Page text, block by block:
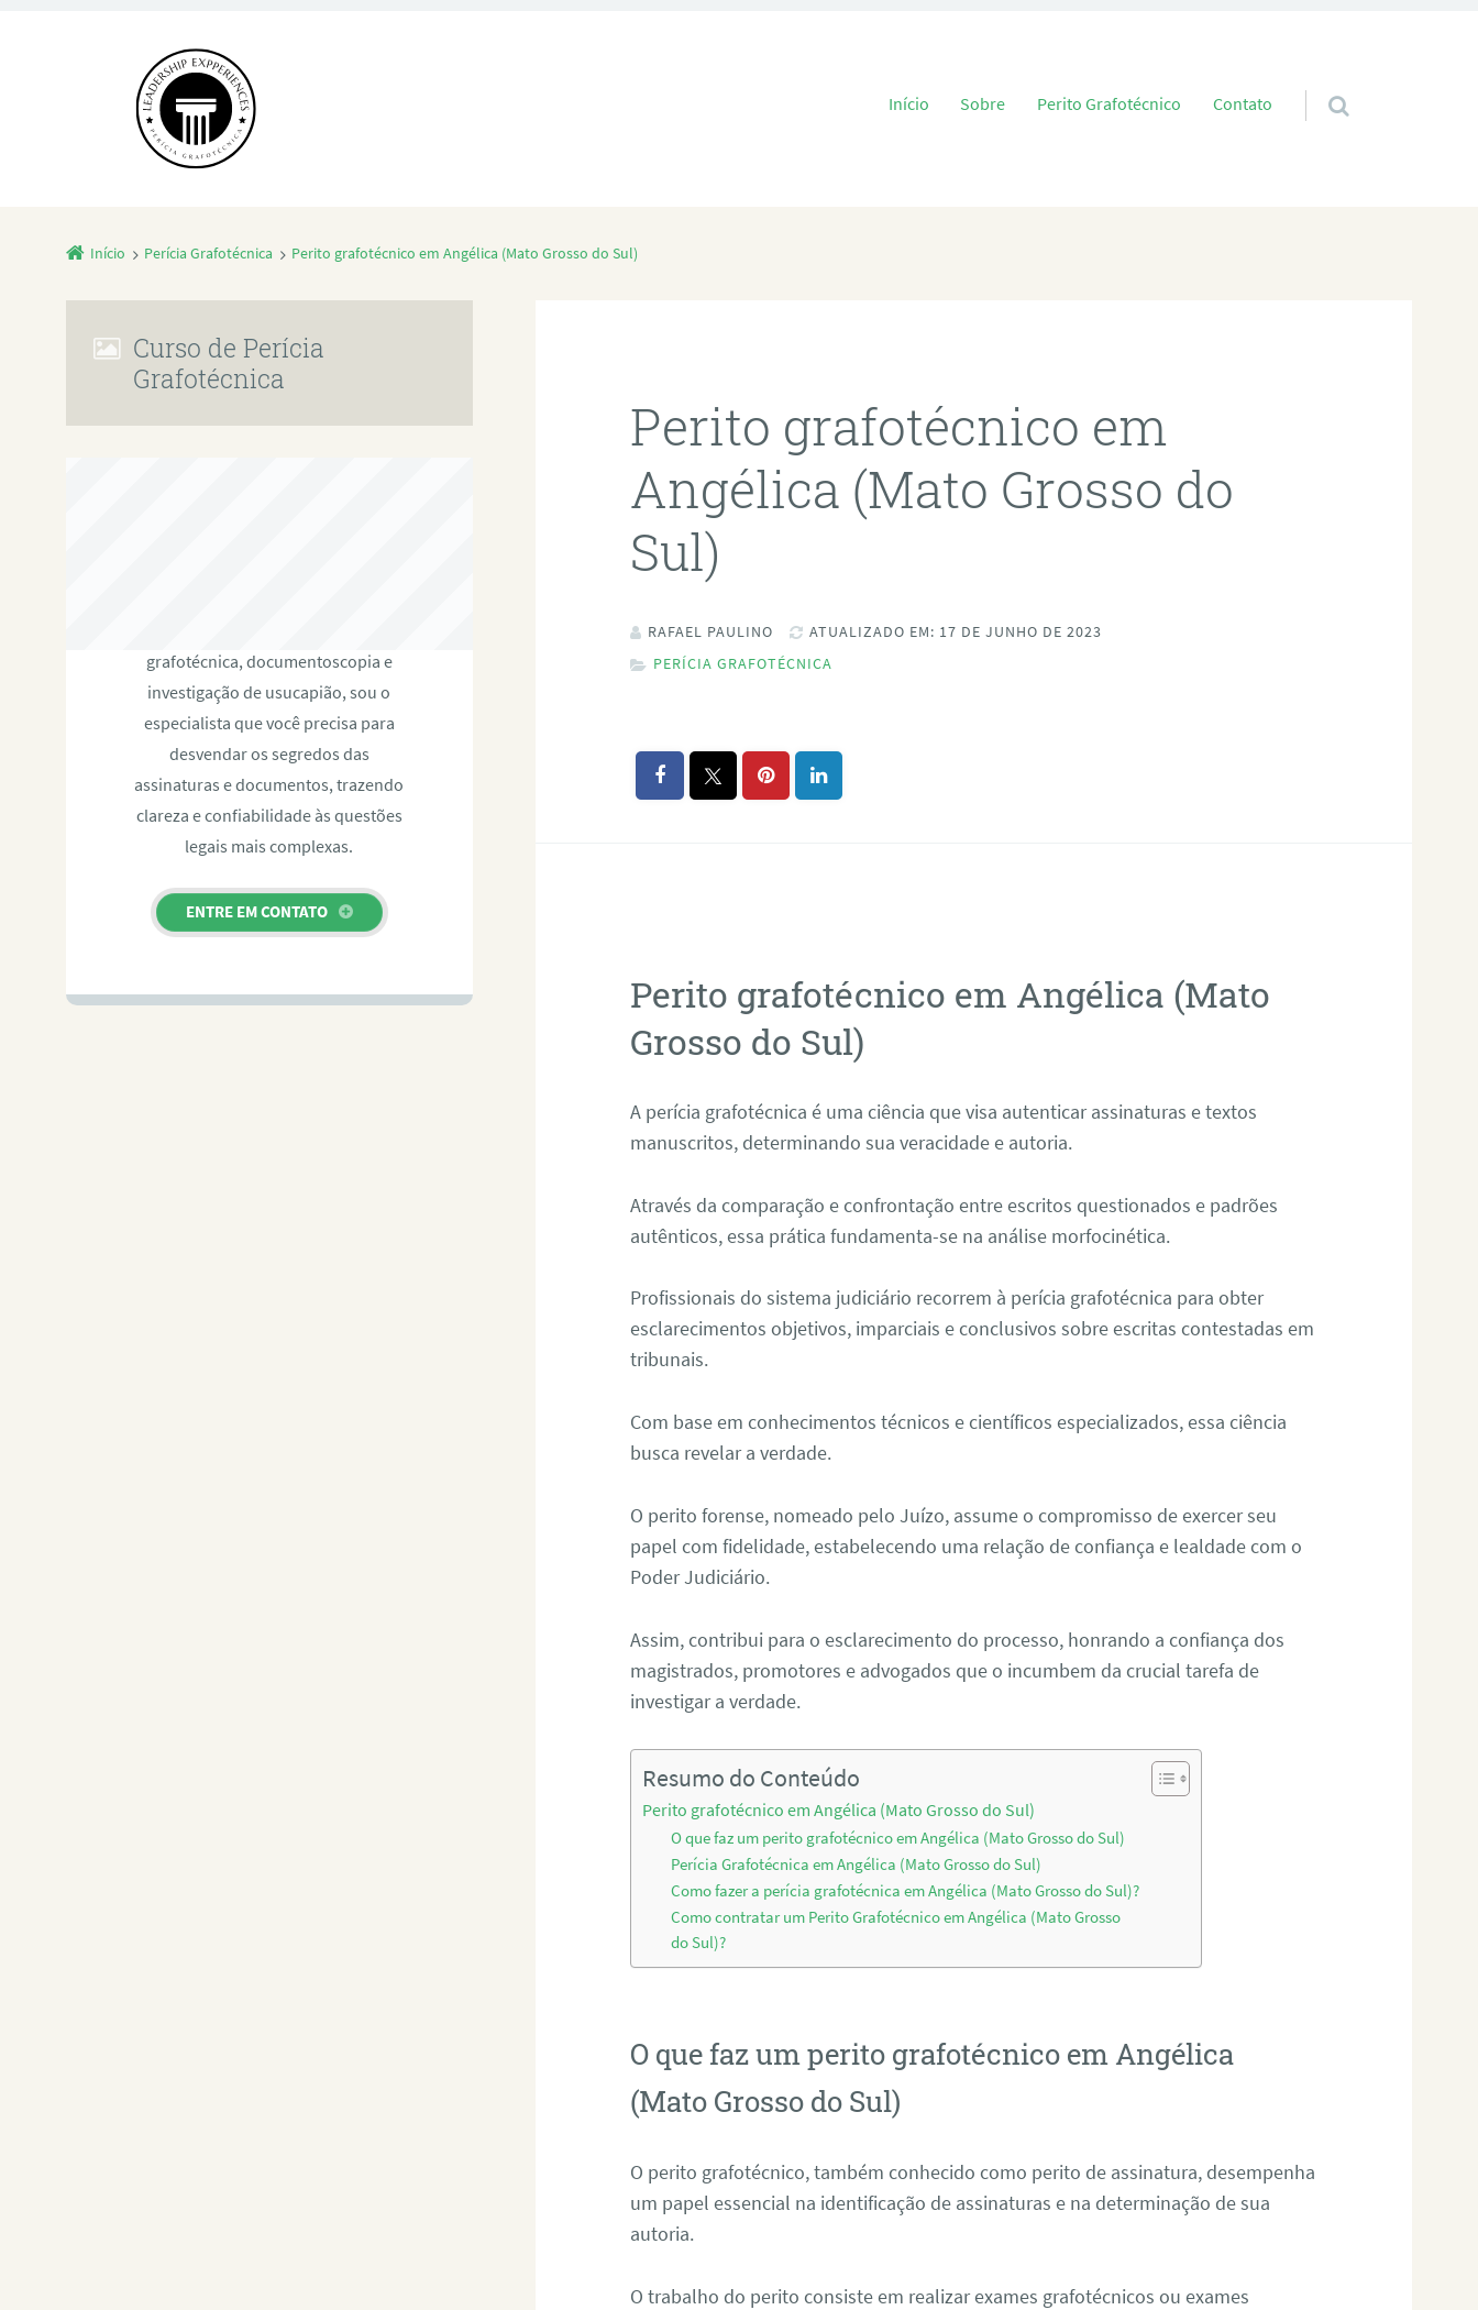
Pular para o conteúdo
Início Sobre Perito Grafotécnico Contato
Início Perícia Grafotécnica Perito grafotécnico em Angélica (Mato Grosso do Sul)
Perito grafotécnico em
Angélica (Mato Grosso do
Sul)
RAFAEL PAULINO
ATUALIZADO EM: 17 DE JUNHO DE 2023
PERÍCIA GRAFOTÉCNICA
Perito grafotécnico em Angélica (Mato
Grosso do Sul)
A perícia grafotécnica é uma ciência que visa autenticar assinaturas e textos
manuscritos, determinando sua veracidade e autoria.
Através da comparação e confrontação entre escritos questionados e padrões
autênticos, essa prática fundamenta-se na análise morfocinética.
Profissionais do sistema judiciário recorrem à perícia grafotécnica para obter
esclarecimentos objetivos, imparciais e conclusivos sobre escritas contestadas em
tribunais.
Com base em conhecimentos técnicos e científicos especializados, essa ciência
busca revelar a verdade.
O perito forense, nomeado pelo Juízo, assume o compromisso de exercer seu
papel com fidelidade, estabelecendo uma relação de confiança e lealdade com o
Poder Judiciário.
Assim, contribui para o esclarecimento do processo, honrando a confiança dos
magistrados, promotores e advogados que o incumbem da crucial tarefa de
investigar a verdade.
Resumo do Conteúdo
Perito grafotécnico em Angélica (Mato Grosso do Sul)
O que faz um perito grafotécnico em Angélica (Mato Grosso do Sul)
Perícia Grafotécnica em Angélica (Mato Grosso do Sul)
Como fazer a perícia grafotécnica em Angélica (Mato Grosso do Sul)?
Como contratar um Perito Grafotécnico em Angélica (Mato Grosso
do Sul)?
O que faz um perito grafotécnico em Angélica
(Mato Grosso do Sul)
O perito grafotécnico, também conhecido como perito de assinatura, desempenha
um papel essencial na identificação de assinaturas e na determinação de sua
autoria.
O trabalho do perito consiste em realizar exames grafotécnicos ou exames
Curso de Perícia
Grafotécnica
grafotécnica, documentoscopia e
investigação de usucapião, sou o
especialista que você precisa para
desvendar os segredos das
assinaturas e documentos, trazendo
clareza e confiabilidade às questões
legais mais complexas.
ENTRE EM CONTATO